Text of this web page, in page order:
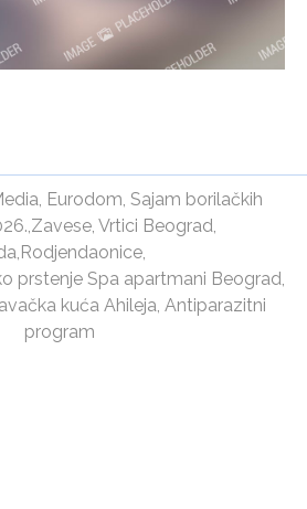
Eurodom Sajam borilačkih
Zavese, Vrtici Beograd
Rodjendaonice,
prstenje Spa apartmani Beograd
kuća Ahileja Antiparazitni
program